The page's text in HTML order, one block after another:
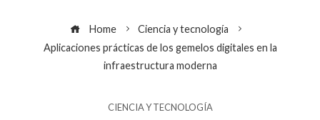
Home
Ciencia y tecnología
Aplicaciones prácticas de los gemelos digitales en la
infraestructura moderna
CIENCIA Y TECNOLOGÍA